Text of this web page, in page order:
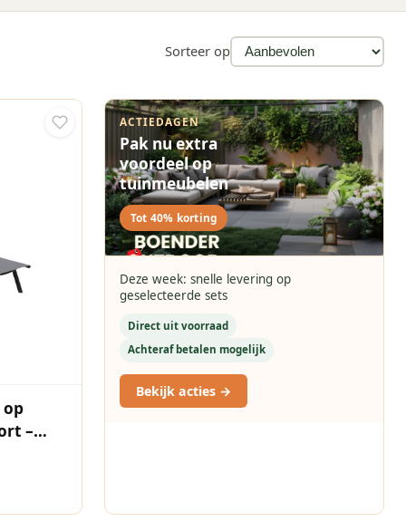
Sorteer op
op
–
ACTIEDAGEN
Pak nu extra
voordeel op
tuinmeubelen
Tot 40% korting
Deze week: snelle levering op
geselecteerde sets
Direct uit voorraad
Achteraf betalen mogelijk
Bekijk acties →